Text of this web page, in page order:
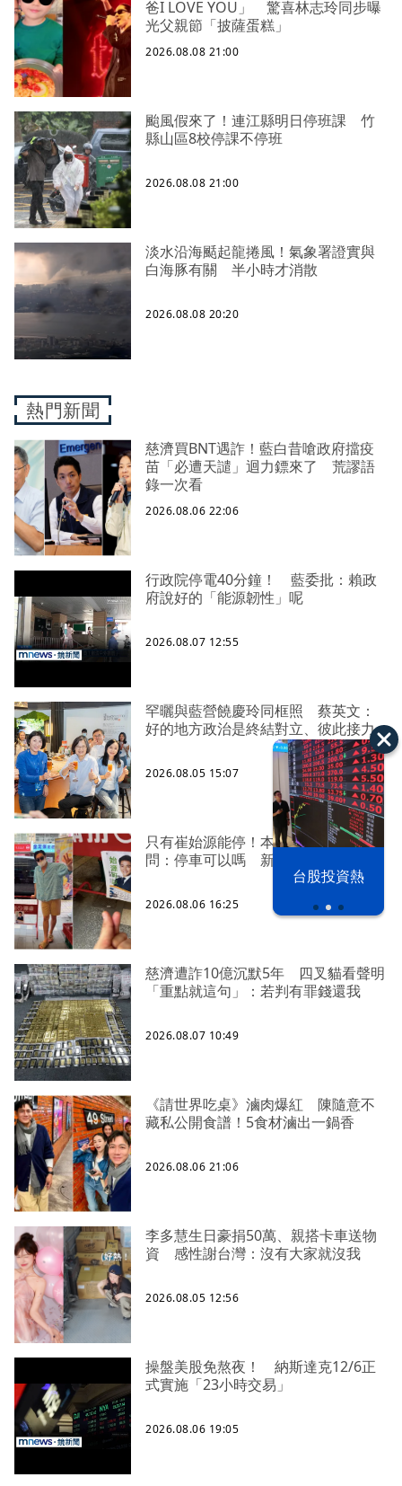
台股投資熱
爸I LOVE YOU」 驚喜林志玲同步曝
光父親節「披薩蛋糕」
2026.08.08 21:00
颱風假來了！連江縣明日停班課 竹
縣山區8校停課不停班
2026.08.08 21:00
淡水沿海颳起龍捲風！氣象署證實與
白海豚有關 半小時才消散
2026.08.08 20:20
熱門新聞
慈濟買BNT遇詐！藍白昔嗆政府擋疫
苗「必遭天譴」迴力鏢來了 荒謬語
錄一次看
2026.08.06 22:06
行政院停電40分鐘！ 藍委批：賴政
府說好的「能源韌性」呢
2026.08.07 12:55
罕曬與藍營饒慶玲同框照 蔡英文：
好的地方政治是終結對立、彼此接力
2026.08.05 15:07
只有崔始源能停！本尊好奇找上門親
問：停車可以嗎 新北店員粉樂壞
2026.08.06 16:25
慈濟遭詐10億沉默5年 四叉貓看聲明
「重點就這句」：若判有罪錢還我
2026.08.07 10:49
《請世界吃桌》滷肉爆紅 陳隨意不
藏私公開食譜！5食材滷出一鍋香
2026.08.06 21:06
李多慧生日豪捐50萬、親搭卡車送物
資 感性謝台灣：沒有大家就沒我
2026.08.05 12:56
操盤美股免熬夜！ 納斯達克12/6正
式實施「23小時交易」
2026.08.06 19:05